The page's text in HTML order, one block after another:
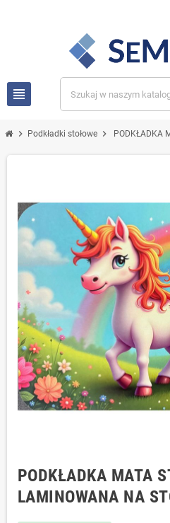
view_headline
chevron_right Podkładki stołowe chevron_right PODKŁADKA
PODKŁADKA MATA
LAMINOWANA NA